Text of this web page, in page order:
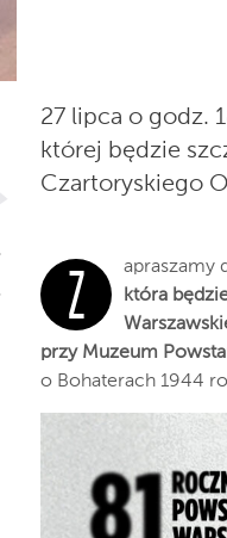
27 lipca o godz.
której będzie
Czartoryskiego
Z apraszamy
która
przy Muzeum
o Bohaterach 1944